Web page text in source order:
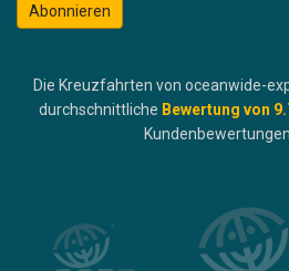
Abonnieren
Die Kreuzfahrten von oceanwide-
durchschnittliche Bewertung von